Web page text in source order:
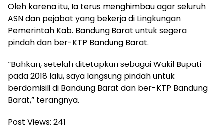
Oleh karena itu, Ia terus menghimbau agar seluruh
ASN dan pejabat yang bekerja di Lingkungan
Pemerintah Kab. Bandung Barat untuk segera
pindah dan ber-KTP Bandung Barat.
“Bahkan, setelah ditetapkan sebagai Wakil Bupati
pada 2018 lalu, saya langsung pindah untuk
berdomisili di Bandung Barat dan ber-KTP Bandung
Barat,” terangnya.
Post Views: 241